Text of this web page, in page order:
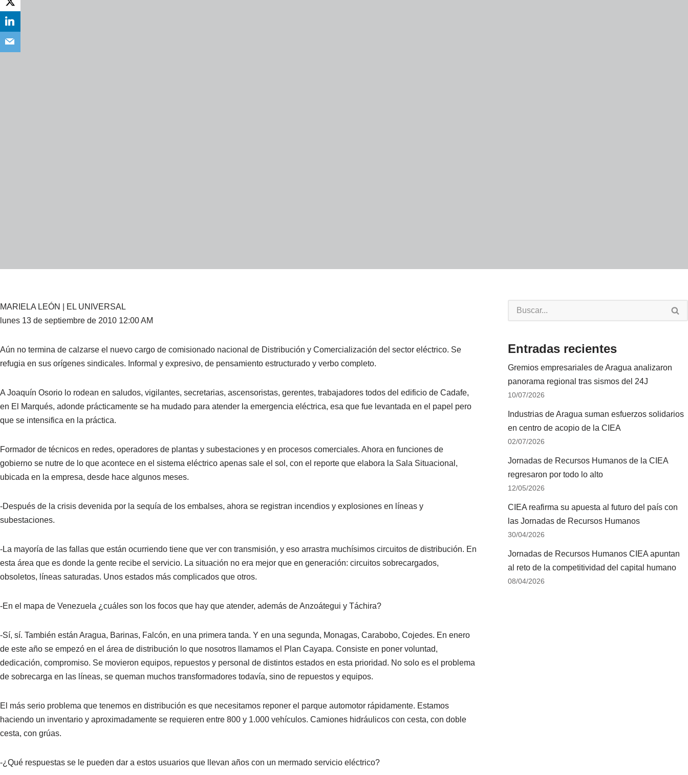
MARIELA LEÓN | EL UNIVERSAL
lunes 13 de septiembre de 2010 12:00 AM
Aún no termina de calzarse el nuevo cargo de comisionado nacional de Distribución y Comercialización del sector eléctrico. Se
refugia en sus orígenes sindicales. Informal y expresivo, de pensamiento estructurado y verbo completo.
A Joaquín Osorio lo rodean en saludos, vigilantes, secretarias, ascensoristas, gerentes, trabajadores todos del edificio de Cadafe,
en El Marqués, adonde prácticamente se ha mudado para atender la emergencia eléctrica, esa que fue levantada en el papel pero
que se intensifica en la práctica.
Formador de técnicos en redes, operadores de plantas y subestaciones y en procesos comerciales. Ahora en funciones de
gobierno se nutre de lo que acontece en el sistema eléctrico apenas sale el sol, con el reporte que elabora la Sala Situacional,
ubicada en la empresa, desde hace algunos meses.
-Después de la crisis devenida por la sequía de los embalses, ahora se registran incendios y explosiones en líneas y
subestaciones.
-La mayoría de las fallas que están ocurriendo tiene que ver con transmisión, y eso arrastra muchísimos circuitos de distribución. En
esta área que es donde la gente recibe el servicio. La situación no era mejor que en generación: circuitos sobrecargados,
obsoletos, líneas saturadas. Unos estados más complicados que otros.
-En el mapa de Venezuela ¿cuáles son los focos que hay que atender, además de Anzoátegui y Táchira?
-Sí, sí. También están Aragua, Barinas, Falcón, en una primera tanda. Y en una segunda, Monagas, Carabobo, Cojedes. En enero
de este año se empezó en el área de distribución lo que nosotros llamamos el Plan Cayapa. Consiste en poner voluntad,
dedicación, compromiso. Se movieron equipos, repuestos y personal de distintos estados en esta prioridad. No solo es el problema
de sobrecarga en las líneas, se queman muchos transformadores todavía, sino de repuestos y equipos.
El más serio problema que tenemos en distribución es que necesitamos reponer el parque automotor rápidamente. Estamos
haciendo un inventario y aproximadamente se requieren entre 800 y 1.000 vehículos. Camiones hidráulicos con cesta, con doble
cesta, con grúas.
-¿Qué respuestas se le pueden dar a estos usuarios que llevan años con un mermado servicio eléctrico?
Entradas recientes
Gremios empresariales de Aragua analizaron
panorama regional tras sismos del 24J
10/07/2026
Industrias de Aragua suman esfuerzos solidarios
en centro de acopio de la CIEA
02/07/2026
Jornadas de Recursos Humanos de la CIEA
regresaron por todo lo alto
12/05/2026
CIEA reafirma su apuesta al futuro del país con
las Jornadas de Recursos Humanos
30/04/2026
Jornadas de Recursos Humanos CIEA apuntan
al reto de la competitividad del capital humano
08/04/2026